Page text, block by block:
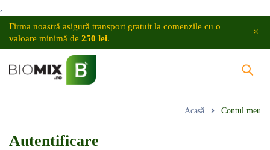
,
Firma noastră asigură transport gratuit la comenzile cu o
valoare minimă de 250 lei.
Acasă Contul meu
Autentificare